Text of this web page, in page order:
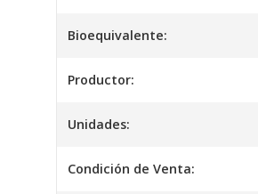
Bioequivalente:
Productor:
Unidades:
Condición de Venta: